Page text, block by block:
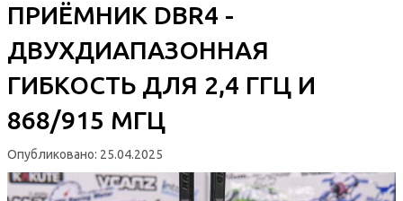
ПРИЁМНИК DBR4 -
ДВУХДИАПАЗОННАЯ
ГИБКОСТЬ ДЛЯ 2,4 ГГЦ И
868/915 МГЦ
Опубликовано: 25.04.2025